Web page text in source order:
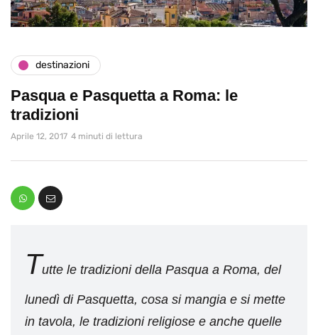
destinazioni
Pasqua e Pasquetta a Roma: le
tradizioni
Aprile 12, 2017 4 minuti di lettura
Tutte le tradizioni della Pasqua a Roma, del
lunedì di Pasquetta, cosa si mangia e si mette
in tavola, le tradizioni religiose e anche quelle